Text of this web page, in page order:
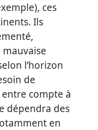
ces
Ils
l’horizon
de
compte à
dépendra des
en